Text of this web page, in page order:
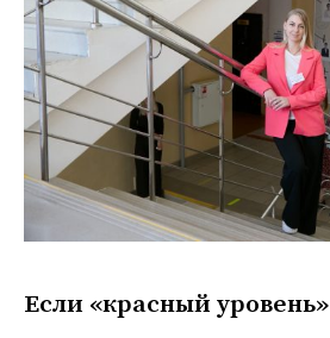
Если «красный уровень»